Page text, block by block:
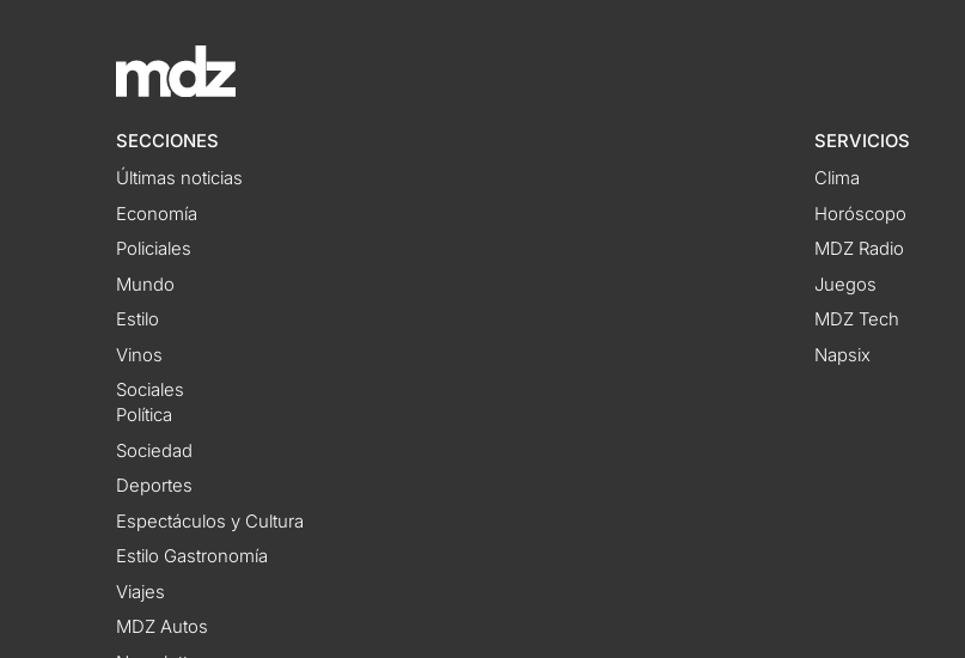
SECCIONES
Últimas noticias
Economía
Policiales
Mundo
Estilo
Vinos
Sociales
Política
Sociedad
Deportes
Espectáculos y Cultura
Estilo Gastronomía
Viajes
MDZ Autos
SERVICIOS
Clima
Horóscopo
MDZ Radio
Juegos
MDZ Tech
Napsix